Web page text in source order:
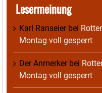
Lesermeinung
Karl Ranseierbei
Montag voll gesperrt
Der Anmerkerbei
Montag voll gesperrt